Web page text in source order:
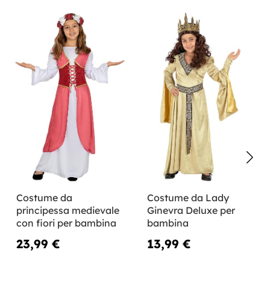
Costume da
principessa medievale
con fiori per bambina
23,99 €
Costume da Lady
Ginevra Deluxe per
bambina
13,99 €